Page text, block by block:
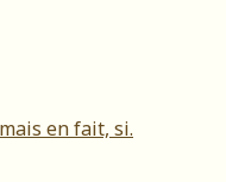
en fait, si.